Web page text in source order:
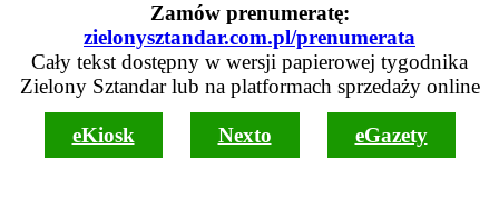
Zamów prenumeratę:
zielonysztandar.com.pl/prenumerata
Cały tekst dostępny w wersji papierowej tygodnika
Zielony Sztandar lub na platformach sprzedaży online
eKiosk Nexto eGazety